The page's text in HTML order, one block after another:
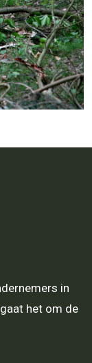
in
het om de